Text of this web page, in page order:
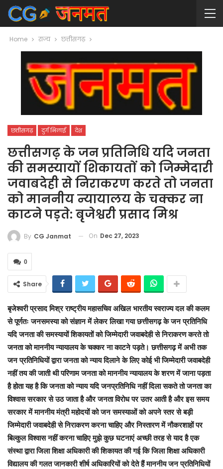
Home राज्य छत्तीसगढ़
छत्तीसगढ़ दुर्ग भिलाई देश
छत्तीसगढ़ के जन प्रतिनिधि यदि जनता
की समस्यायों शिकायतों को जिम्मेदारी
जवाबदेही से निराकरण करते तो जनता
को माननीय न्यायालय के चक्कर ना
काटने पड़ते: बृजेश्वरी प्रसाद मिश्र
By CG Janmat On Dec 27, 2023
0
Share
बृजेश्वरी प्रसाद मिश्र राष्ट्रीय महासचिव अखिल भारतीय स्वराज्य दल की कलम
से पूर्णतः जनसमस्या को संज्ञान में लेकर लिखा गया छत्तीसगढ़ के जन प्रतिनिधि
यदि जनता की समस्यायों शिकायतों को जिम्मेदारी जवाबदेही से निराकरण करते तो
जनता को माननीय न्यायालय के चक्कर ना काटने पड़ते।‌ छत्तीसगढ़ में अभी तक
जन प्रतिनिधियों द्वारा जनता को न्याय दिलाने के लिए कोई भी जिम्मेदारी जवाबदेही
नहीं तय की जाती थी परिणाम जनता को माननीय न्यायालय के शरण में जाना पड़ता
है होता यह है कि जनता को न्याय यदि जनप्रतिनिधि नहीं दिला सकते तो जनता का
विश्वास सरकार से उठ जाता है और जनता विरोध पर उतर आती है और इस समय
सरकार में माननीय मंत्री महोदयों को जन समस्याओं को अपने स्तर से बड़ी
जिम्मेदारी जवाबदेही से निराकरण करना चाहिए और निस्तारण में नौकरशाहों पर
बिल्कुल विश्वास नहीं करना चाहिए मुझे कुछ घटनाएं अच्छी तरह से याद है एक
संस्था द्वारा जिला शिक्षा अधिकारी की शिकायत की गई कि जिला शिक्षा अधिकारी
विद्यालय की गलत जानकारी शीर्ष अधिकारियों को देते हैं माननीय जन प्रतिनिधियों